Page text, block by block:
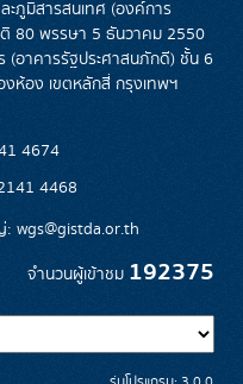
ะภูมิสารสนเทศ (องค์การ
ติ 80 พรรษา 5 ธันวาคม 2550
(อาคารรัฐประศาสนภักดี) ชั้น 6
ห้อง เขตหลักสี่ กรุงเทพฯ
4674
4468
wgs@gistda.or.th
จำนวนผู้เข้าชม 192375